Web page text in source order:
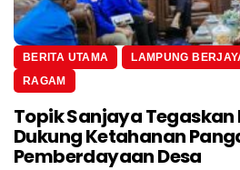
BERITA UTAMA LAMPUNG
RAGAM
Topik Sanjaya Tegaskan
Dukung Ketahanan
Pemberdayaan Desa